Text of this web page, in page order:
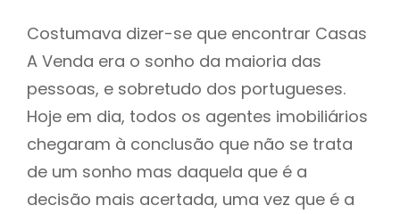
Costumava dizer-se que encontrar Casas
A Venda era o sonho da maioria das
pessoas, e sobretudo dos portugueses.
Hoje em dia, todos os agentes imobiliários
chegaram à conclusão que não se trata
de um sonho mas daquela que é a
decisão mais acertada, uma vez que é a